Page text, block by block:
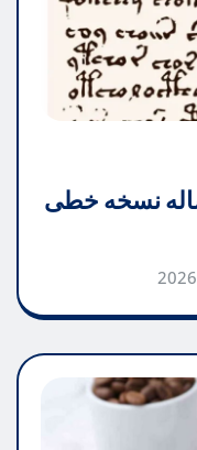
رمز ۴۰۰ ساله نسخه خطی